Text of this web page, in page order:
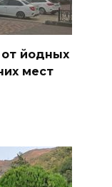
йодных
мест